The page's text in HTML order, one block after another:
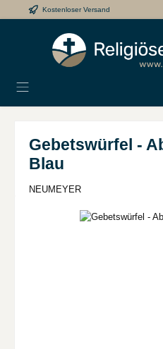
Zum Hauptinhalt springen
Kostenloser Versand
Gebetswürfel -
Blau
NEUMEYER
Bildergalerie überspringen